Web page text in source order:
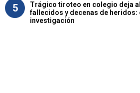
5
Trágico tiroteo en colegio deja
fallecidos y decenas de heridos:
investigación